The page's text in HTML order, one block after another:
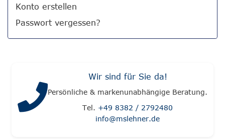
Konto erstellen
Passwort vergessen?
Wir sind für Sie da!
Persönliche & markenunabhängige Beratung.
Tel. +49 8382 / 2792480
info@mslehner.de